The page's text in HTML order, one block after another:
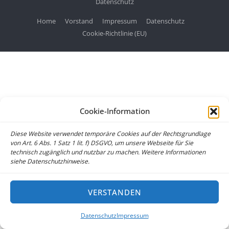
Cookie-Information
Diese Website verwendet temporäre Cookies auf der Rechtsgrundlage
von Art. 6 Abs. 1 Satz 1 lit. f) DSGVO, um unsere Webseite für Sie
technisch zugänglich und nutzbar zu machen. Weitere Informationen
siehe Datenschutzhinweise.
VERSTANDEN
DatenschutzImpressum
Home Vorstand Impressum
Datenschutz
Cookie-Richtlinie (EU)